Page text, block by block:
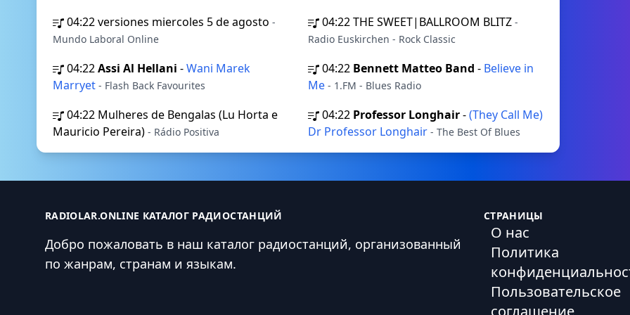
04:22versiones miercoles 5 de agosto -
Mundo Laboral Online
04:22THE SWEET|BALLROOM BLITZ -
Radio Euskirchen - Rock Classic
04:22Assi Al Hellani -Wani Marek
Marryet - Flash Back Favourites
04:22 Bennett Matteo Band - Believe in
Me - 1.FM - Blues Radio
04:22 Mulheres de Bengalas (Lu Horta e
Mauricio Pereira) - Rádio Positiva
04:22 Professor Longhair-(They Call Me)
Dr Professor Longhair - The Best Of Blues
RADIOLAR.ONLINE КАТАЛОГ РАДИОСТАНЦИЙ
Добро пожаловать в наш каталог радиостанций, организованный
по жанрам, странам и языкам.
СТРАНИЦЫ
О нас
Политика
Пользовательское
соглашение